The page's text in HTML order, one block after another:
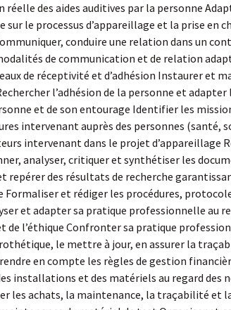
des aides auditives par la personne
le processus d’appareillage et la prise
conduire une relation dans un
de communication et de relation
de réceptivité et d’adhésion Instaurer et
l’adhésion de la personne et
et de son entourage Identifier les
intervenant auprès des personnes
intervenant dans le projet d’appareillage
analyser, critiquer et synthétiser les
des résultats de recherche
et rédiger les procédures,
et adapter sa pratique professionnelle au
l’éthique Confronter sa pratique
le mettre à jour, en assurer la
en compte les règles de gestion
installations et des matériels au regard des
les achats, la maintenance, la traçabilité et